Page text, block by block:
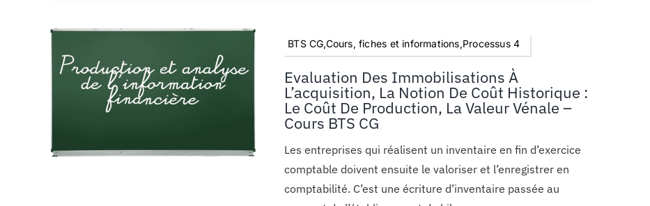
BTS CG,Cours, fiches et informations,Processus 4
Evaluation Des Immobilisations À
L’acquisition, La Notion De Coût Historique :
Le Coût De Production, La Valeur Vénale –
Cours BTS CG
Les entreprises qui réalisent un inventaire en fin d’exercice
comptable doivent ensuite le valoriser et l’enregistrer en
comptabilité. C’est une écriture d’inventaire passée au